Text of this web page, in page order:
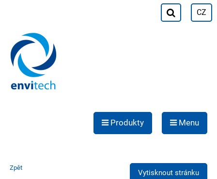
CZ
Produkty Menu
Zpět
Vytisknout stránku